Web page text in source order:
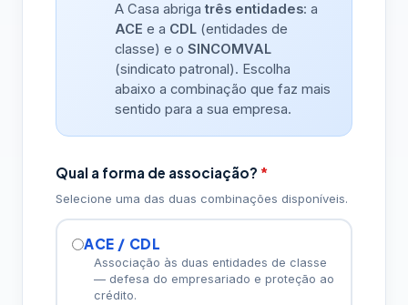
A Casa abrigatrês entidades: a
ACE e a CDL (entidades de
classe) e o SINCOMVAL
(sindicato patronal). Escolha
abaixo a combinação que faz mais
sentido para a sua empresa.
Qual a forma de associação? *
Selecione uma das duas combinações disponíveis.
ACE / CDL
Associação às duas entidades de classe
— defesa do empresariado e proteção ao
crédito.